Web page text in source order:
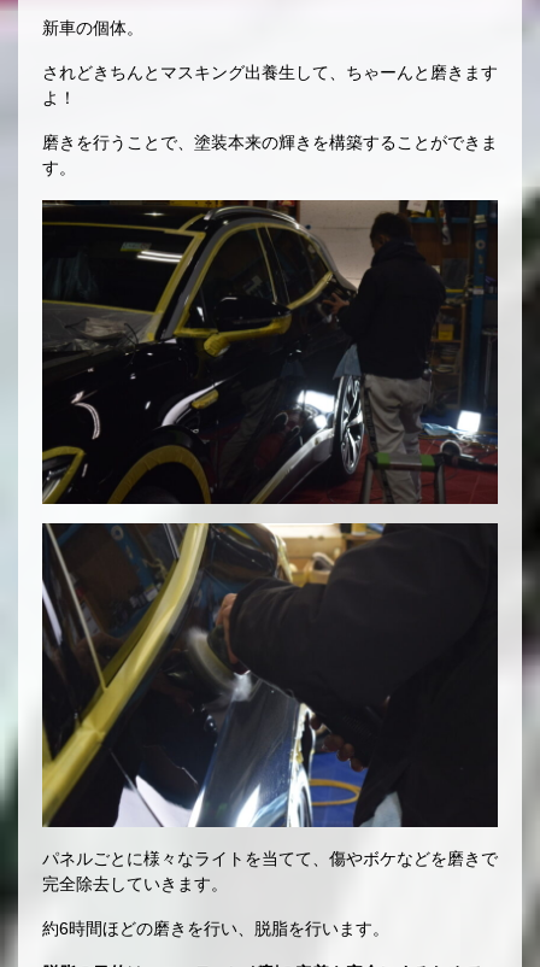
新車の個体。
されどきちんとマスキング出養生して、ちゃーんと磨きます
よ！
磨きを行うことで、塗装本来の輝きを構築することができま
す。
パネルごとに様々なライトを当てて、傷やボケなどを磨きで
完全除去していきます。
約6時間ほどの磨きを行い、脱脂を行います。